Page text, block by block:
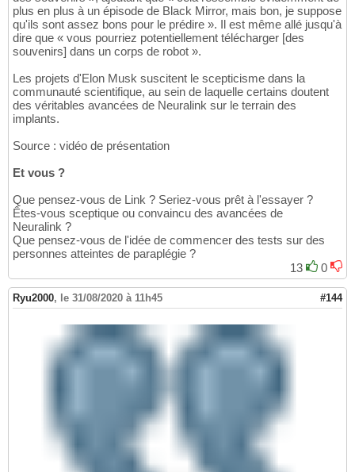
plus en plus à un épisode de Black Mirror, mais bon, je suppose
qu'ils sont assez bons pour le prédire ». Il est même allé jusqu'à
dire que « vous pourriez potentiellement télécharger [des
souvenirs] dans un corps de robot ».
Les projets d'Elon Musk suscitent le scepticisme dans la
communauté scientifique, au sein de laquelle certains doutent
des véritables avancées de Neuralink sur le terrain des
implants.
Source : vidéo de présentation
Et vous ?
Que pensez-vous de Link ? Seriez-vous prêt à l'essayer ?
Êtes-vous sceptique ou convaincu des avancées de
Neuralink ?
Que pensez-vous de l'idée de commencer des tests sur des
personnes atteintes de paraplégie ?
13
0
Ryu2000, le 31/08/2020 à 11h45 #144